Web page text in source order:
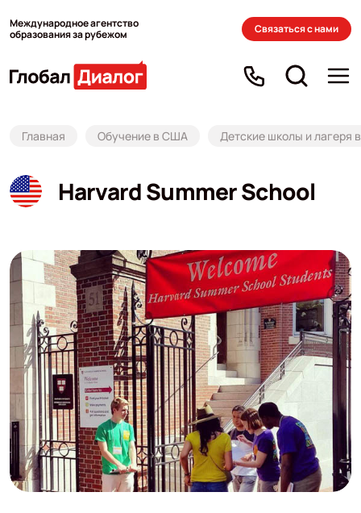
Международное агентство
образования за рубежом
Связаться с нами
Главная Обучение в США Детские школы и лагеря
Harvard Summer School